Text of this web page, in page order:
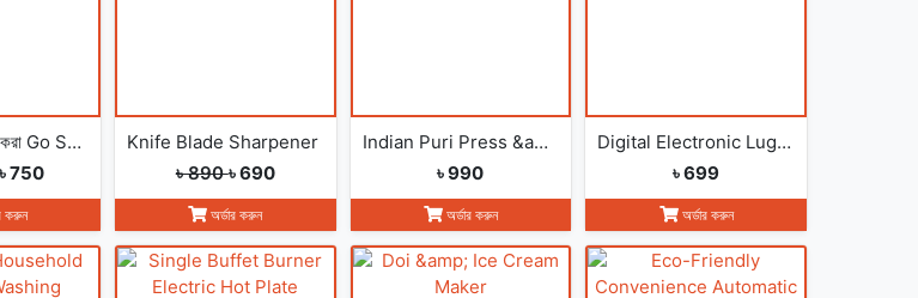
ধুলা বালি পরিস্কার করা Go Spin Duster
750
করুন
Knife Blade Sharpener
৳ 890৳ 690
অর্ডার করুন
Indian Puri Press &amp; Ruti Maker
৳ 990
অর্ডার করুন
Digital Electronic Luggage Scale
৳ 699
অর্ডার করুন